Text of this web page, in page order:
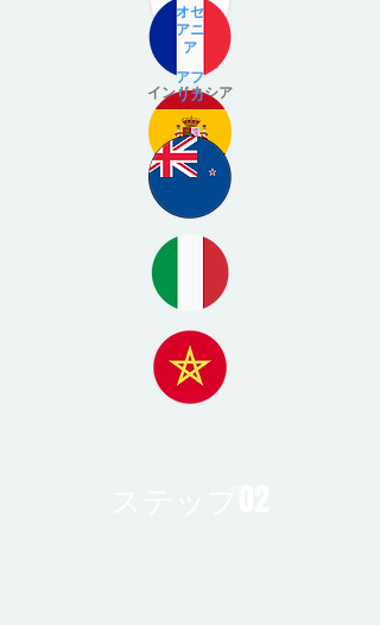
ベトナム
インドネシア
オセ
アニ
ア
アフ
リカ